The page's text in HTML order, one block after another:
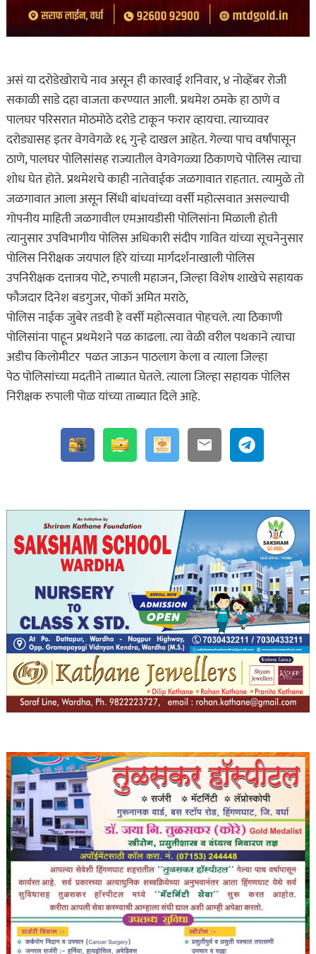
असं या दरोडेखोराचे नाव असून ही कारवाई शनिवार, ४ नोव्हेंबर रोजी
सकाळी साडे दहा वाजता करण्यात आली. प्रथमेश ठमके हा ठाणे व
पालघर परिसरात मोठमोठे दरोडे टाकून फरार व्हायचा. त्याच्यावर
दरोड्यासह इतर वेगवेगळे १६ गुन्हे दाखल आहेत. गेल्या पाच वर्षांपासून
ठाणे, पालघर पोलिसांसह राज्यातील वेगवेगळ्या ठिकाणचे पोलिस त्याचा
शोध घेत होते. प्रथमेशचे काही नातेवाईक जळगावात राहतात. त्यामुळे तो
जळगावात आला असून सिंधी बांधवांच्या वर्सी महोत्सवात असल्याची
गोपनीय माहिती जळगावील एमआयडीसी पोलिसांना मिळाली होती
त्यानुसार उपविभागीय पोलिस अधिकारी संदीप गावित यांच्या सूचनेनुसार
पोलिस निरीक्षक जयपाल हिरे यांच्या मार्गदर्शनाखाली पोलिस
उपनिरीक्षक दत्तात्रय पोटे, रुपाली महाजन, जिल्हा विशेष शाखेचे सहायक
फौजदार दिनेश बडगुजर, पोकॉ अमित मराठे,
पोलिस नाईक जुबेर तडवी हे वर्सी महोत्सवात पोहचले. त्या ठिकाणी
पोलिसांना पाहून प्रथमेशने पळ काढला. त्या वेळी वरील पथकाने त्याचा
अडीच किलोमीटर पळत जाऊन पाठलाग केला व त्याला जिल्हा
पेठ पोलिसांच्या मदतीने ताब्यात घेतले. त्याला जिल्हा सहायक पोलिस
निरीक्षक रुपाली पोळ यांच्या ताब्यात दिले आहे.